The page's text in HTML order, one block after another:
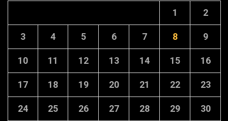
1 2
3 4 5 6 7 8 9
10 11 12 13 14 15 16
17 18 19 20 21 22 23
24 25 26 27 28 29 30